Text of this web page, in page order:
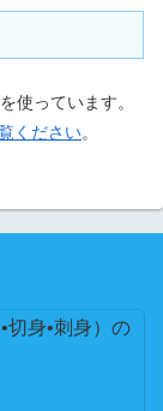
使っています。
ください。
切身•刺身）の